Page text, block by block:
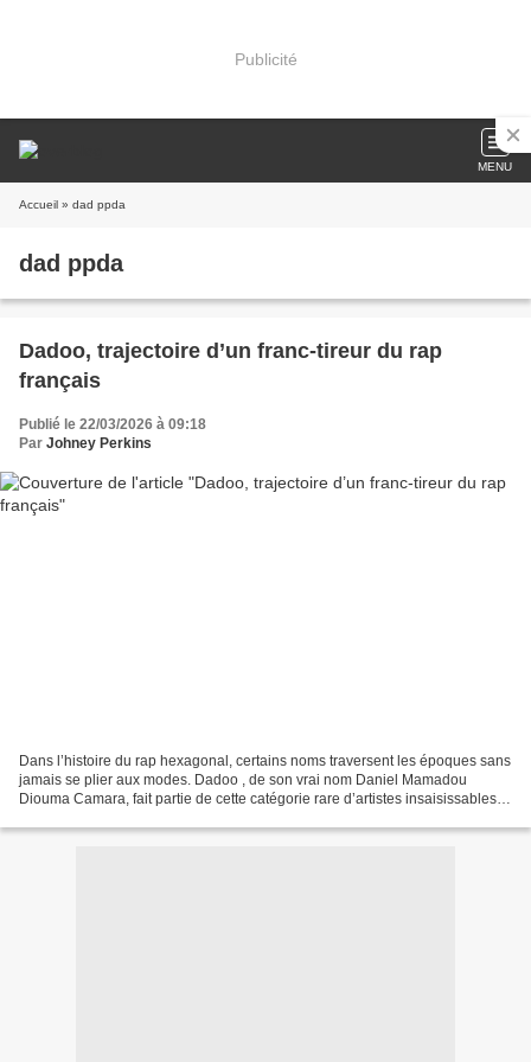
Publicité
MENU
Accueil » dad ppda
dad ppda
Dadoo, trajectoire d’un franc-tireur du rap
français
Publié le 22/03/2026 à 09:18
Par Johney Perkins
Dans l’histoire du rap hexagonal, certains noms traversent les époques sans
jamais se plier aux modes. Dadoo , de son vrai nom Daniel Mamadou
Diouma Camara, fait partie de cette catégorie rare d’artistes insaisissables.